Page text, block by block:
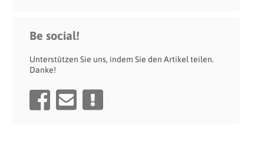
Be social!
Unterstützen Sie uns, indem Sie den Artikel teilen.
Danke!